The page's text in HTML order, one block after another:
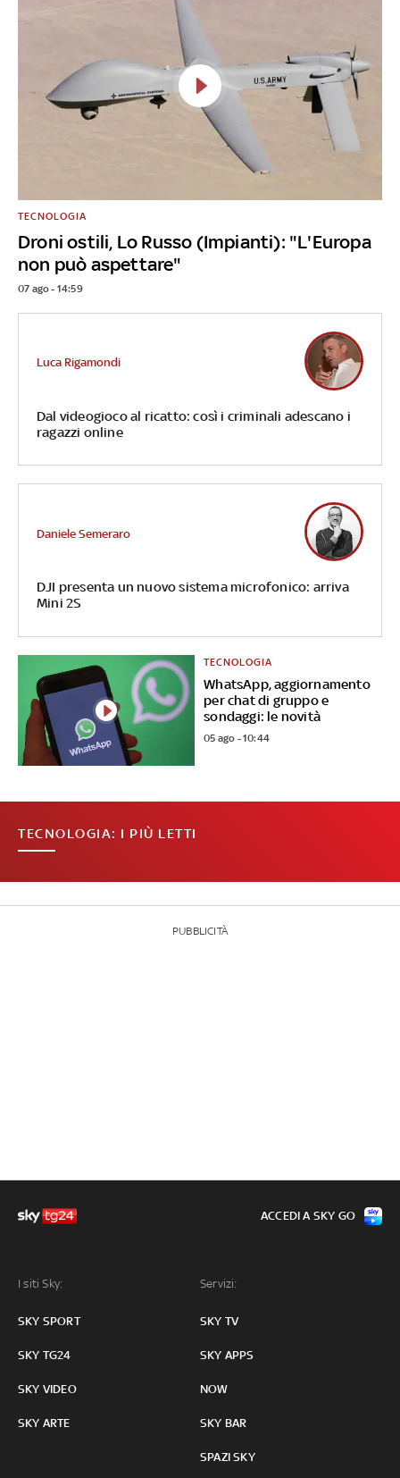
Droni ostili, Lo Russo (Impianti): "L'Europa
non può aspettare"
TECNOLOGIA
07 ago - 14:59
Dal videogioco al ricatto: così i criminali adescano i
ragazzi online
Luca Rigamondi
DJI presenta un nuovo sistema microfonico: arriva
Mini 2S
Daniele Semeraro
WhatsApp, aggiornamento
per chat di gruppo e
sondaggi: le novità
TECNOLOGIA
05 ago - 10:44
TECNOLOGIA: I PIÙ LETTI
PUBBLICITÀ
I siti Sky:
SKY SPORT
SKY TG24
SKY VIDEO
SKY ARTE
Servizi:
SKY TV
SKY APPS
NOW
SKY BAR
SPAZI SKY
ACCEDI A SKY GO